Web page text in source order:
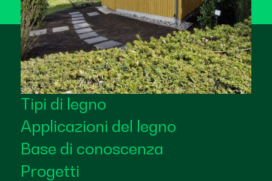
Tipi di legno
Applicazioni del legno
Base di conoscenza
Progetti